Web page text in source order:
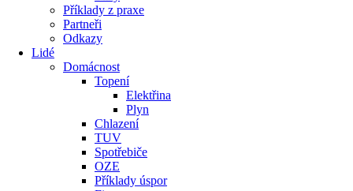
Příklady z praxe
Partneři
Odkazy
Lidé
Domácnost
Topení
Elektřina
Plyn
Chlazení
TUV
Spotřebiče
OZE
Příklady úspor